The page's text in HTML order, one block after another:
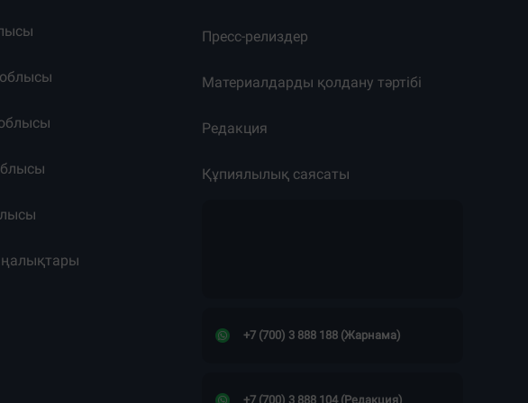
облысы
Пресс-релиздер
Материалдарды қолдану тәртібі
Редакция
Құпиялылық саясаты
+7 (700) 3 888 188 (Жарнама)
+7 (700) 3 888 104 (Редакция)